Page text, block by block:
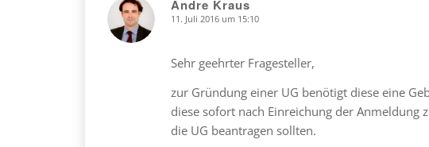
Andre Kraus
says: 11. Juli 2016 um 15:10
Sehr geehrter Fragesteller,
zur Gründung einer UG benötigt diese eine
diese sofort nach Einreichung der Anmeldung
die UG beantragen sollten.